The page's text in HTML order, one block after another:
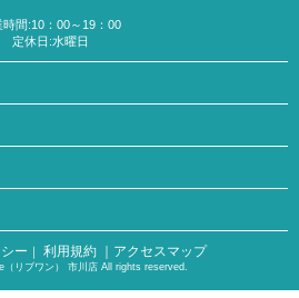
時間:10：00～19：00
定休日:水曜日
ー 利用規約 ｜アクセスマップ
（リブワン） 市川店 All rights reserved.